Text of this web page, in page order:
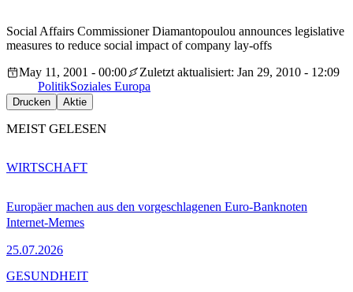
Social Affairs Commissioner Diamantopoulou announces legislative
measures to reduce social impact of company lay-offs
May 11, 2001 - 00:00
Zuletzt aktualisiert: Jan 29, 2010 - 12:09
PolitikSoziales Europa
Drucken Aktie
MEIST GELESEN
Europäer machen aus den vorgeschlagenen Euro-Banknoten
Internet-Memes
25.07.2026
WIRTSCHAFT
GESUNDHEIT